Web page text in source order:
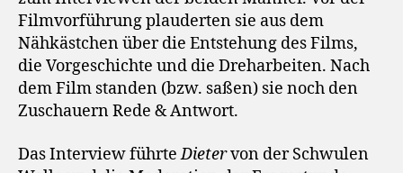
Filmvorführung plauderten sie aus dem
Nähkästchen über die Entstehung des Films,
die Vorgeschichte und die Dreharbeiten. Nach
dem Film standen (bzw. saßen) sie noch den
Zuschauern Rede & Antwort.
Das Interview führteDietervon der Schwulen